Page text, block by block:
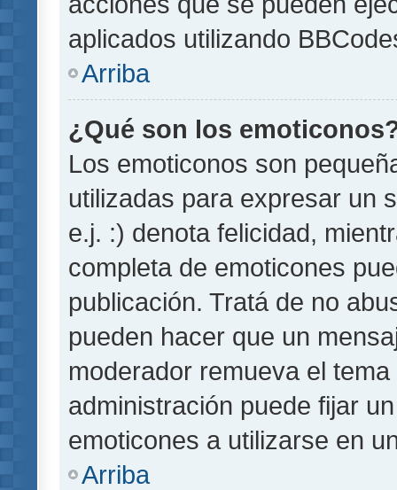
aplicados utilizando
Arriba
¿Qué son los
Los emoticonos son
utilizadas para expresar un
e.j. :) denota felicidad,
completa de emoticones
publicación. Tratá de no
pueden hacer que un
moderador remueva el
administración puede fijar
emoticones a utilizarse en
Arriba